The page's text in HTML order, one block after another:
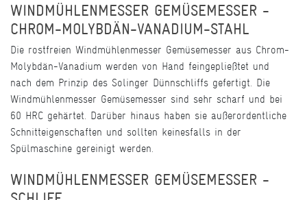
WINDMÜHLENMESSER GEMÜSEMESSER -
CHROM-MOLYBDÄN-VANADIUM-STAHL
Die rostfreien Windmühlenmesser Gemüsemesser aus Chrom-
Molybdän-Vanadium werden von Hand feingepließtet und
nach dem Prinzip des Solinger Dünnschliffs gefertigt. Die
Windmühlenmesser Gemüsemesser sind sehr scharf und bei
60 HRC gehärtet. Darüber hinaus haben sie außerordentliche
Schnitteigenschaften und sollten keinesfalls in der
Spülmaschine gereinigt werden.
WINDMÜHLENMESSER GEMÜSEMESSER -